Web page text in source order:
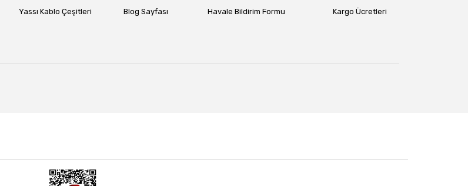
Yassı Kablo Çeşitleri
Blog Sayfası
Havale Bildirim Formu
Kargo Ücretleri